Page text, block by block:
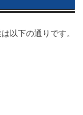
以下の通りです。